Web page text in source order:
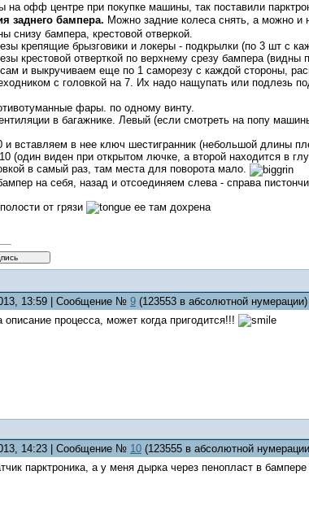
офф центре при покупке машины, так поставили
заднего бампера. Можно задние колеса снять, а можно и
снизу бампера, крестовой отверкой.
крепящие брызговики и локеры - подкрылки (по 3 шт с
крестовой отверткой по верхнему срезу бампера (видны
и выкручиваем еще по 1 саморезу с каждой стороны,
с головкой на 7. Их надо нащупать или подлезь
фары. по одному винту.
в багажнике. Левый (если смотреть на попу
и вставляем в нее ключ шестигранник (небольшой длины
(один виден при открытом лючке, а второй находится в
в самый раз, там места для поворота мало.
на себя, назад и отсоединяем слева - справа
от грязи
ее там дохрена
13:59 | Сообщение № 9 (123553 в абсолютной нумерации)
описание процесса, может когда пригодится!!!
14:23 | Сообщение № 10 (123555 в абсолютной
парктроника, а у меня дырка через пенопласт в